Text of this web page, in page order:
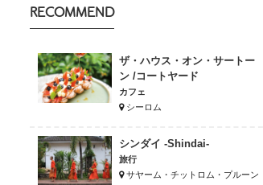
RECOMMEND
ザ・ハウス・オン・サートー
ン /コートヤード
カフェ
シーロム
シンダイ -Shindai-
旅行
サヤーム・チットロム・プルーン